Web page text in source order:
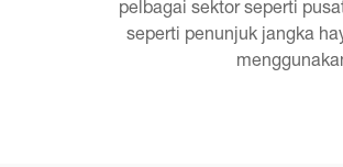
pelbagai sektor seperti
seperti penunjuk jangka